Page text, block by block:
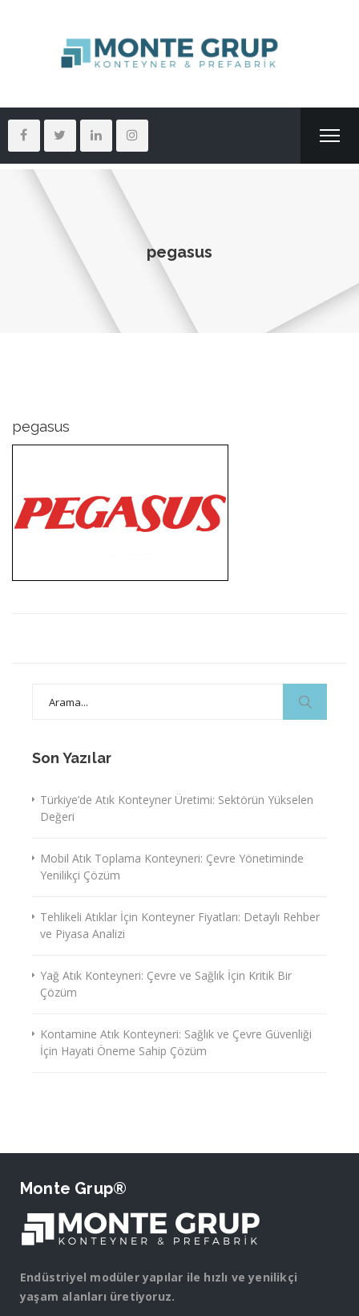
pegasus
pegasus
Son Yazılar
Türkiye’de Atık Konteyner Üretimi: Sektörün Yükselen
Değeri
Mobil Atık Toplama Konteyneri: Çevre Yönetiminde
Yenilikçi Çözüm
Tehlikeli Atıklar İçin Konteyner Fiyatları: Detaylı Rehber
ve Piyasa Analizi
Yağ Atık Konteyneri: Çevre ve Sağlık İçin Kritik Bir
Çözüm
Kontamine Atık Konteyneri: Sağlık ve Çevre Güvenliği
İçin Hayati Öneme Sahip Çözüm
Monte Grup®
Endüstriyel modüler yapılar ile hızlı ve yenilikçi
yaşam alanları üretiyoruz.